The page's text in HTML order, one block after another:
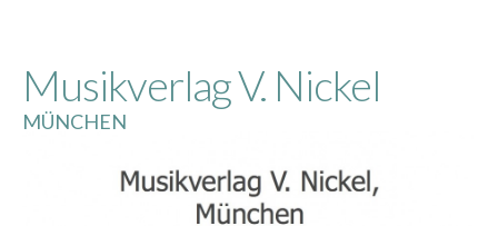
content
Musikverlag V. Nickel
MÜNCHEN